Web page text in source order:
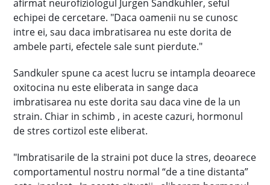
afirmat neurofiziologul Jurgen Sandkuhler, seful
echipei de cercetare. "Daca oamenii nu se cunosc
intre ei, sau daca imbratisarea nu este dorita de
ambele parti, efectele sale sunt pierdute."
Sandkuler spune ca acest lucru se intampla deoarece
oxitocina nu este eliberata in sange daca
imbratisarea nu este dorita sau daca vine de la un
strain. Chiar in schimb , in aceste cazuri, hormonul
de stres cortizol este eliberat.
"Imbratisarile de la straini pot duce la stres, deoarece
comportamentul nostru normal “de a tine distanta”